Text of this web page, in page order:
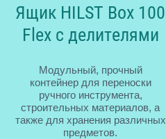
Ящик HILST Box 100
Flex с делителями
Модульный, прочный
контейнер для переноски
ручного инструмента,
строительных материалов, а
также для хранения различных
предметов.